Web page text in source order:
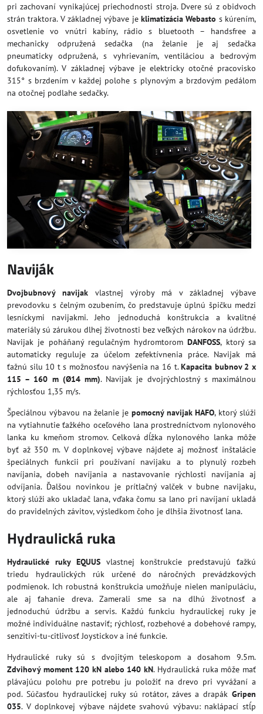
pri zachovaní vynikajúcej priechodnosti stroja. Dvere sú z obidvoch
strán traktora. V základnej výbave je klimatizácia Webasto s kúrením,
osvetlenie vo vnútri kabíny, rádio s bluetooth – handsfree a
mechanicky odpružená sedačka (na želanie je aj sedačka
pneumaticky odpružená, s vyhrievaním, ventiláciou a bedrovým
dofukovaním). V základnej výbave je elektricky otočné pracovisko
315° s brzdením v každej polohe s plynovým a brzdovým pedálom
na otočnej podlahe sedačky.
Naviják
Dvojbubnový navijak vlastnej výroby má v základnej výbave
prevodovku s čelným ozubením, čo predstavuje úplnú špičku medzi
lesníckymi navijakmi. Jeho jednoduchá konštrukcia a kvalitné
materiály sú zárukou dlhej životnosti bez veľkých nárokov na údržbu.
Navijak je poháňaný regulačným hydromtoromDANFOSS, ktorý sa
automaticky reguluje za účelom zefektívnenia práce. Navijak má
ťažnú silu 10 t s možnosťou navýšenia na 16 t.Kapacita bubnov 2 x
115 – 160 m (Ø14 mm). Navijak je dvojrýchlostný s maximálnou
rýchlosťou 1,35 m/s.
Špeciálnou výbavou na želanie je pomocný navijak HAFO, ktorý slúži
na vytiahnutie ťažkého oceľového lana prostredníctvom nylonového
lanka ku kmeňom stromov. Celková dĺžka nylonového lanka môže
byť až 350 m. V doplnkovej výbave nájdete aj možnosť inštalácie
špeciálnych funkcii pri používaní navijaku a to plynulý rozbeh
navíjania, dobeh navíjania a nastavovanie rýchlosti navíjania aj
odvíjania. Ďalšou novinkou je prítlačný valček v bubne navijaku,
ktorý slúži ako ukladač lana, vďaka čomu sa lano pri navíjaní ukladá
do pravidelných závitov, výsledkom čoho je dlhšia životnosť lana.
Hydraulická ruka
Hydraulické ruky EQUUS vlastnej konštrukcie predstavujú ťažkú
triedu hydraulických rúk určené do náročných prevádzkových
podmienok. Ich robustná konštrukcia umožňuje nielen manipuláciu,
ale aj ťahanie dreva. Zamerali sme sa na dlhú životnosť a
jednoduchú údržbu a servis. Každú funkciu hydraulickej ruky je
možné individuálne nastaviť; rýchlosť, rozbehové a dobehové rampy,
senzitivi-tu-citlivosť Joystickov a iné funkcie.
Hydraulické ruky sú s dvojitým teleskopom a dosahom 9.5m.
Zdvihový moment 120 kN alebo 140 kN. Hydraulická ruka môže mať
plávajúcu polohu pre potrebu ju položiť na drevo pri vyvážaní a
pod. Súčasťou hydraulickej ruky sú rotátor, záves a drapák Gripen
035. V doplnkovej výbave nájdete svahovú výbavu: naklápací stĺp